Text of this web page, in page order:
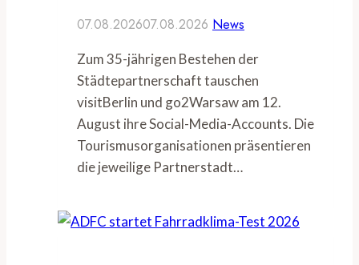
07.08.202607.08.2026 News
Zum 35-jährigen Bestehen der
Städtepartnerschaft tauschen
visitBerlin und go2Warsaw am 12.
August ihre Social-Media-Accounts. Die
Tourismusorganisationen präsentieren
die jeweilige Partnerstadt…